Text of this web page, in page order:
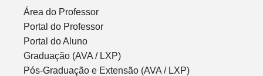
Área do Professor
Portal do Professor
Portal do Aluno
Graduação (AVA / LXP)
Pós-Graduação e Extensão (AVA / LXP)